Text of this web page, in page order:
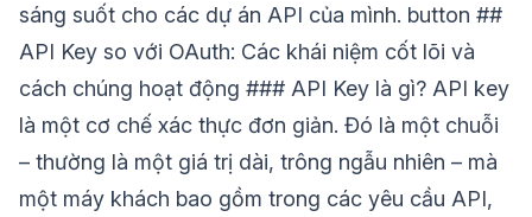
sáng suốt cho các dự án API của mình. button ##
API Key so với OAuth: Các khái niệm cốt lõi và
cách chúng hoạt động ### API Key là gì? API key
là một cơ chế xác thực đơn giản. Đó là một chuỗi
– thường là một giá trị dài, trông ngẫu nhiên – mà
một máy khách bao gồm trong các yêu cầu API,